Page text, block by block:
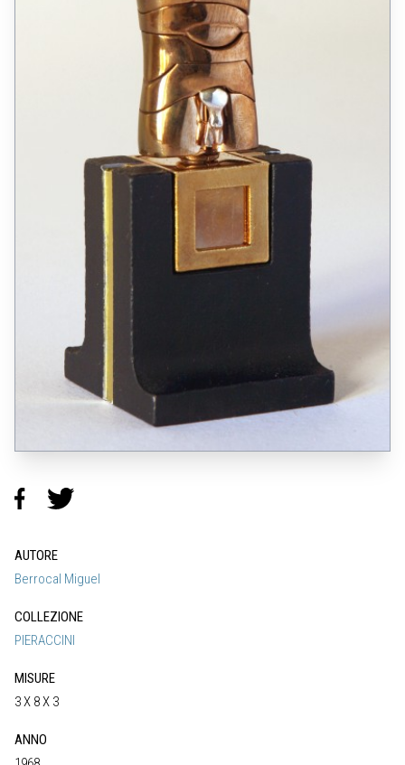
AUTORE
Berrocal Miguel
COLLEZIONE
PIERACCINI
MISURE
3 X 8 X 3
ANNO